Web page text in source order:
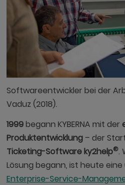
Softwareentwickler bei der
Vaduz (2018).
1999begann KYBERNA mit der
Produktentwicklung– der
Ticketing-Software ky2help®.
Lösung begann, ist heute
Enterprise-Service-